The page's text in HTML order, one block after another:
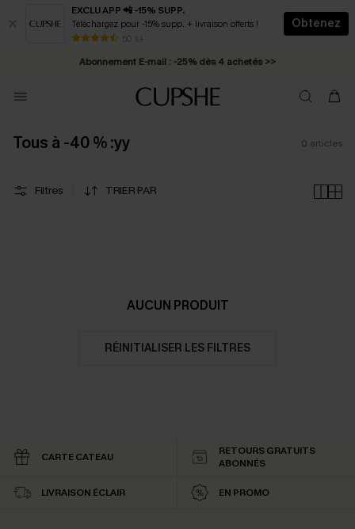
EXCLU APP 📲 -15% SUPP.
Téléchargez pour -15% supp. + livraison offerts !
50 k+
Obtenez
* Livraison éclair 2-3 jours ouvrés >>
Abonnement E-mail : -25% dès 4 achetés >>
Tous à -40 % :yy 0 articles
Filtres TRIER PAR
AUCUN PRODUIT
RÉINITIALISER LES FILTRES
CARTE CATEAU
RETOURS GRATUITS
ABONNÉS
LIVRAISON ÉCLAIR EN PROMO